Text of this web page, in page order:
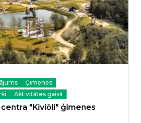
Ģimenes
Aktivitātes gaisā
"Kiviõli" ģimenes